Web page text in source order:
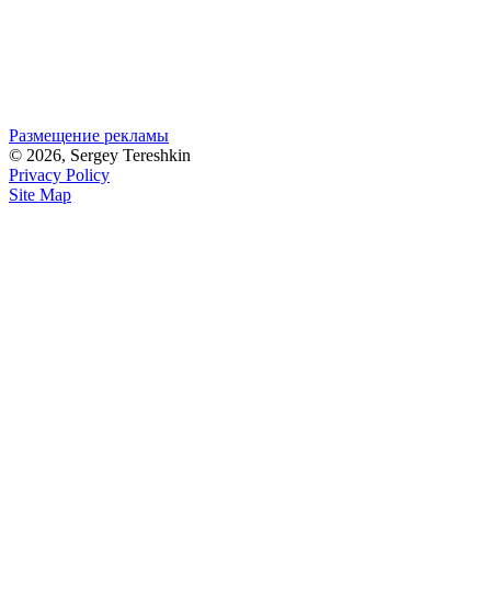
Размещение рекламы
© 2026, Sergey Tereshkin
Privacy Policy
Site Map